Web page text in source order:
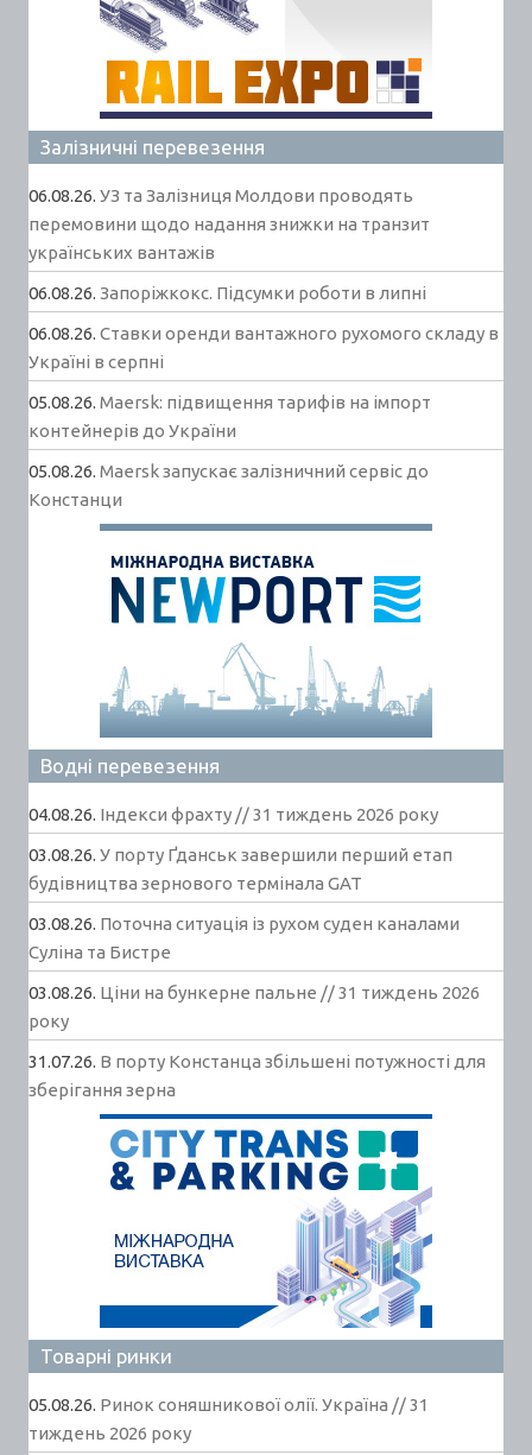
Залізничні перевезення
06.08.26. УЗ та Залізниця Молдови проводять
перемовини щодо надання знижки на транзит
українських вантажів
06.08.26. Запоріжкокс. Підсумки роботи в липні
06.08.26. Ставки оренди вантажного рухомого складу в
Україні в серпні
05.08.26. Maersk: підвищення тарифів на імпорт
контейнерів до України
05.08.26. Maersk запускає залізничний сервіс до
Констанци
Водні перевезення
04.08.26. Індекси фрахту // 31 тиждень 2026 року
03.08.26. У порту Ґданськ завершили перший етап
будівництва зернового термінала GAT
03.08.26. Поточна ситуація із рухом суден каналами
Суліна та Бистре
03.08.26. Ціни на бункерне пальне // 31 тиждень 2026
року
31.07.26. В порту Констанца збільшені потужності для
зберігання зерна
Товарні ринки
05.08.26. Ринок соняшникової олії. Україна // 31
тиждень 2026 року